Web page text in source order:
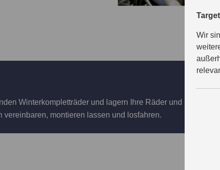
Wir
Winterkompletträder und lagern Ihre Räder und Reifen bei
montieren lassen und losfahren.